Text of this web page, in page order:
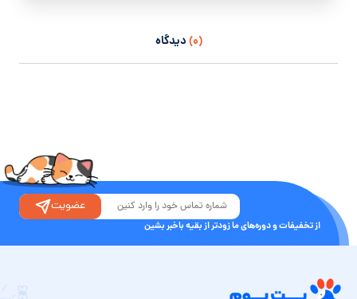
(۰) دیدگاه
از تخفیفات و دوره‌های ما زودتر از بقیه باخبر بشین
عضویت